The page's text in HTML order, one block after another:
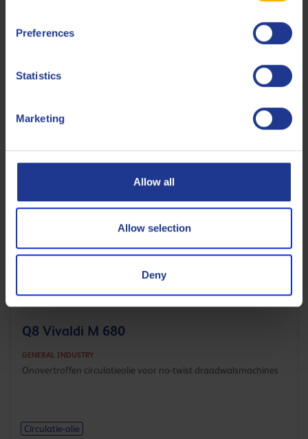
Preferences
Statistics
Marketing
Allow all
Allow selection
Deny
GENERAL INDUSTRY
Q8 Vivaldi M 680
GENERAL INDUSTRY
Onovertroffen circulatieolie voor no-twist draadwalsmachines
Circulatie-olie